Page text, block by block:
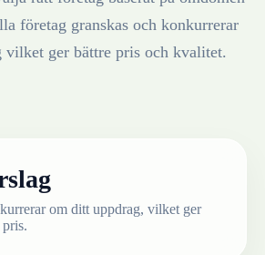
företag granskas och konkurrerar
vilket ger bättre pris och kvalitet.
om ditt uppdrag, vilket ger